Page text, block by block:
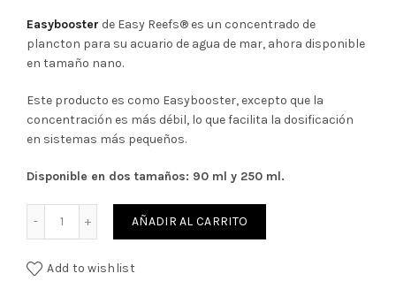
Easybooster de Easy Reefs® es un concentrado de
plancton para su acuario de agua de mar, ahora disponible
en tamaño nano.
Este producto es como Easybooster, excepto que la
concentración es más débil, lo que facilita la dosificación
en sistemas más pequeños.
Disponible en dos tamaños: 90 ml y 250 ml.
AÑADIR AL CARRITO
Add to wishlist